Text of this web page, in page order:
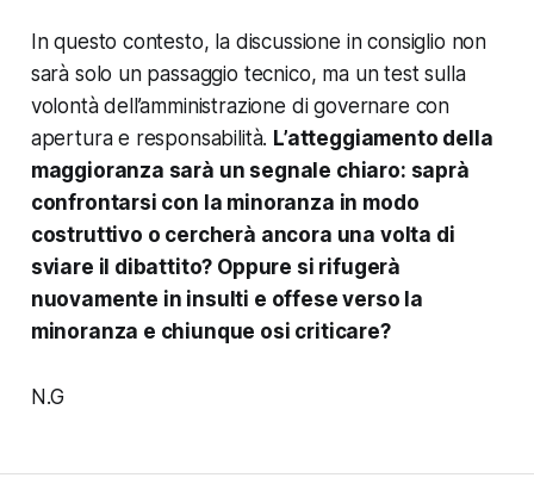
In questo contesto, la discussione in consiglio non
sarà solo un passaggio tecnico, ma un test sulla
volontà dell’amministrazione di governare con
apertura e responsabilità. L’atteggiamento della
maggioranza sarà un segnale chiaro: saprà
confrontarsi con la minoranza in modo
costruttivo o cercherà ancora una volta di
sviare il dibattito? Oppure si rifugerà
nuovamente in insulti e offese verso la
minoranza e chiunque osi criticare?
N.G